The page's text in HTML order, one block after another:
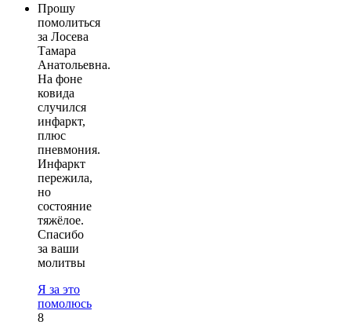
Прошу
помолиться
за Лосева
Тамара
Анатольевна.
На фоне
ковида
случился
инфаркт,
плюс
пневмония.
Инфаркт
пережила,
но
состояние
тяжёлое.
Спасибо
за ваши
молитвы
Я за это
помолюсь
8